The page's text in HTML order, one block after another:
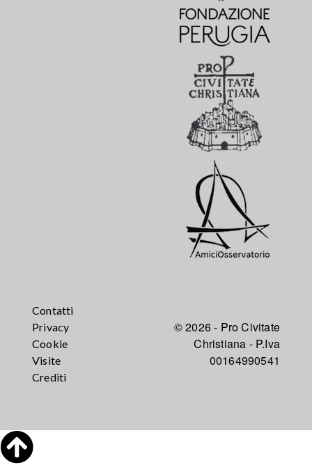
Contatti
Privacy
Cookie
Visite
Crediti
© 2026 - Pro Civitate
Christiana - P.Iva
00164990541